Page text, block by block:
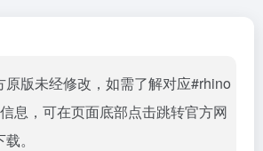
原版未经修改，如需了解对应#rhino
息，可在页面底部点击跳转官方网
。